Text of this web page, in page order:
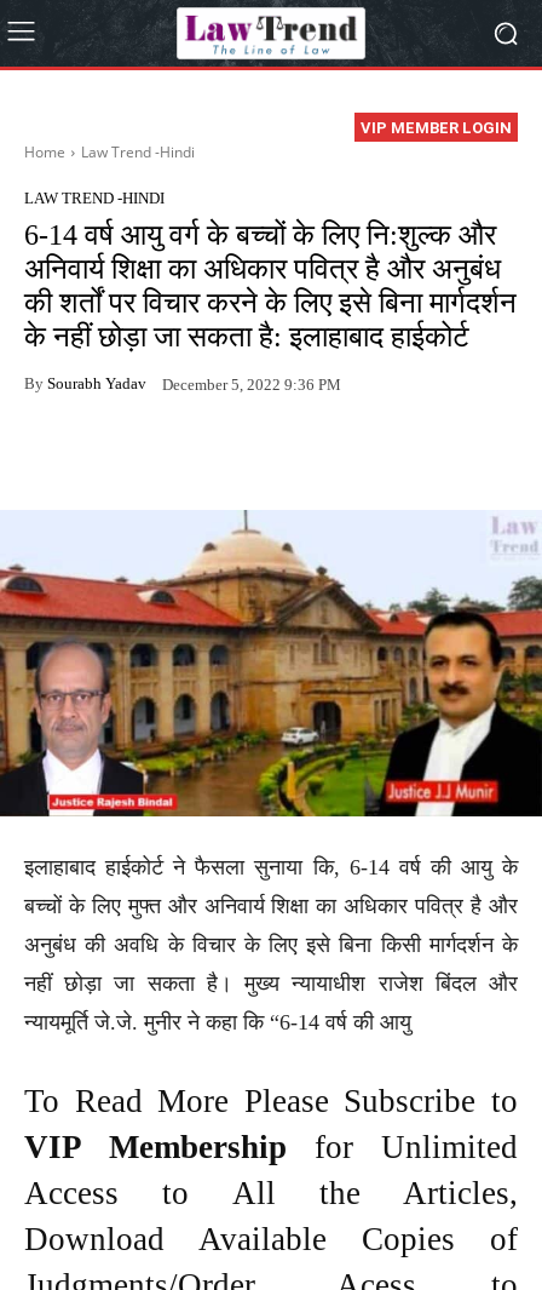
VIP MEMBER LOGIN
Home Law Trend -Hindi
LAW TREND -HINDI
6-14 वर्ष आयु वर्ग के बच्चों के लिए नि:शुल्क और
अनिवार्य शिक्षा का अधिकार पवित्र है और अनुबंध
की शर्तों पर विचार करने के लिए इसे बिना मार्गदर्शन
के नहीं छोड़ा जा सकता है: इलाहाबाद हाईकोर्ट
By Sourabh Yadav December 5, 2022 9:36 PM
इलाहाबाद हाईकोर्ट ने फैसला सुनाया कि, 6-14 वर्ष की आयु के
बच्चों के लिए मुफ्त और अनिवार्य शिक्षा का अधिकार पवित्र है और
अनुबंध की अवधि के विचार के लिए इसे बिना किसी मार्गदर्शन के
नहीं छोड़ा जा सकता है। मुख्य न्यायाधीश राजेश बिंदल और
न्यायमूर्ति जे.जे. मुनीर ने कहा कि “6-14 वर्ष की आयु
To Read More Please Subscribe to
VIP Membership for Unlimited
Access to All the Articles,
Download Available Copies of